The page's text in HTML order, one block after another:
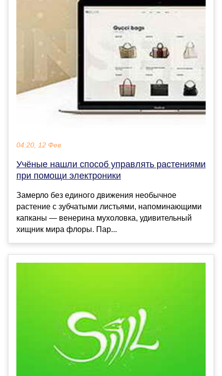
04:20, 12 Фев
Учёные нашли способ управлять растениями
при помощи электроники
Замерло без единого движения необычное
растение с зубчатыми листьями, напоминающими
капканы — венерина мухоловка, удивительный
хищник мира флоры. Пар...